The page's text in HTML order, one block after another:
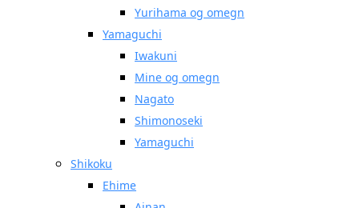
Yurihama og omegn
Yamaguchi
Iwakuni
Mine og omegn
Nagato
Shimonoseki
Yamaguchi
Shikoku
Ehime